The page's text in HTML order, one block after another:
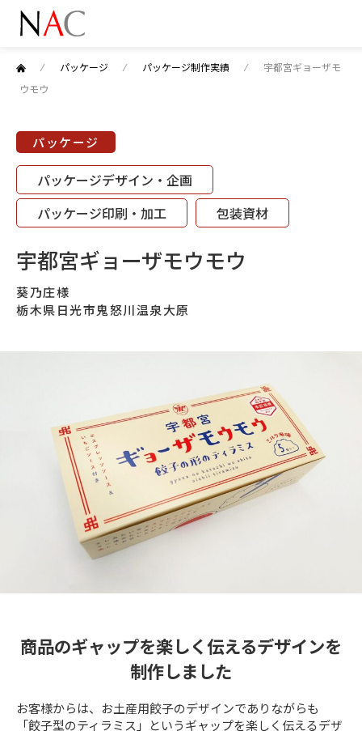
⁄ パッケージ ⁄ パッケージ制作実績 ⁄
宇都宮ギョーザモ
ウモウ
パッケージ
パッケージデザイン・企画
パッケージ印刷・加工
包装資材
宇都宮ギョーザモウモウ
葵乃庄様
栃木県日光市鬼怒川温泉大原
商品のギャップを楽しく伝えるデザインを
制作しました
お客様からは、お土産用餃子のデザインでありながらも
「餃子型のティラミス」というギャップを楽しく伝えるデザ